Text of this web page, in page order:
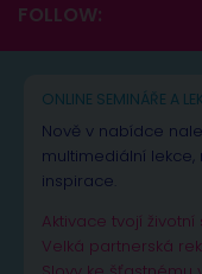
FOLLOW:
ONLINE SEMINÁŘE A
Nově v nabídce
multimediální
inspirace.
Aktivace tvojí
Velká partnerská